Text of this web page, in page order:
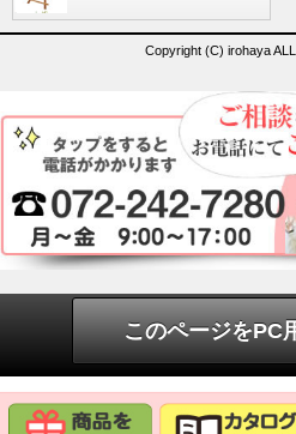
Copyright (C) irohaya
このページをPC